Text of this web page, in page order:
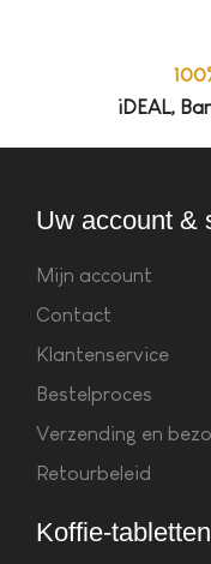
iDEAL,
Uw account &
Mijn account
Contact
Klantenservice
Bestelproces
Verzending en
Retourbeleid
Koffie-tabletten